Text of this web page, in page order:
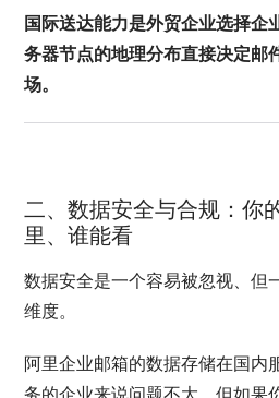
国际送达能力是外贸企业选择企
务器节点的地理分布直接决定邮
场。
二、数据安全与合规：你
里、谁能看
数据安全是一个容易被忽视、但
维度。
阿里企业邮箱的数据存储在国内